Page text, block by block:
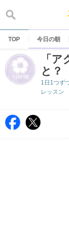
content
TOP 今日の朝
「
と？
1日1つず
レッスン